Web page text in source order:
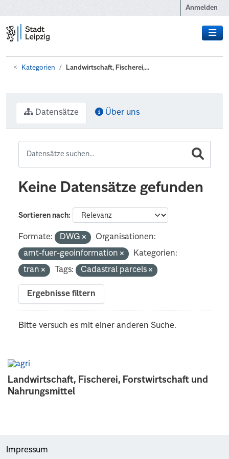
Anmelden
Kategorien Landwirtschaft, Fischerei,...
Landwirtschaft, Fischerei, Forstwirtschaft und
Nahrungsmittel
Datensätze Über uns
Keine Datensätze gefunden
Sortieren nach
Formate: DWG
Organisationen:
amt-fuer-geoinformation
Kategorien:
tran
Tags: Cadastral parcels
Ergebnisse filtern
Bitte versuch es mit einer anderen Suche.
Impressum